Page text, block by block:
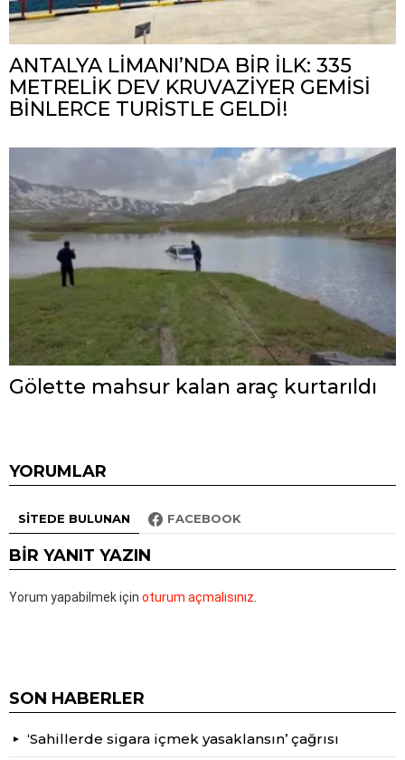
ANTALYA LİMANI’NDA BİR İLK: 335
METRELİK DEV KRUVAZİYER GEMİSİ
BİNLERCE TURİSTLE GELDİ!
Gölette mahsur kalan araç kurtarıldı
YORUMLAR
SITEDE BULUNAN FACEBOOK
BIR YANIT YAZIN
Yorum yapabilmek için oturum açmalısınız
SON HABERLER
‘Sahillerde sigara içmek yasaklansın’ çağrısı